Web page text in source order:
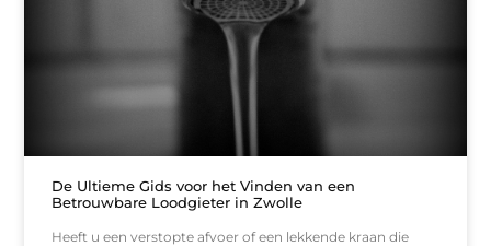
De Ultieme Gids voor het Vinden van een
Betrouwbare Loodgieter in Zwolle
Heeft u een verstopte afvoer of een lekkende kraan die